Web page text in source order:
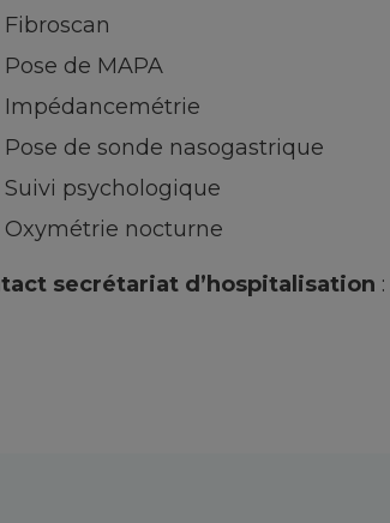
Fibroscan
Pose de MAPA
Impédancemétrie
Pose de sonde nasogastrique
Suivi psychologique
Oxymétrie nocturne
secrétariat d’hospitalisation :